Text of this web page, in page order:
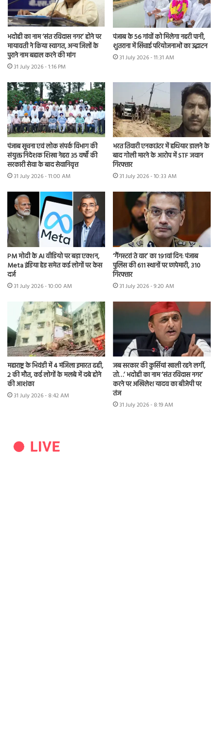
भदोही का नाम ‘संत रविदास नगर’ होने पर
मायावती ने किया स्वागत, अन्य जिलों के
पुराने नाम बहाल करने की मांग
31 July 2026 - 1:16 PM
पंजाब के 56 गांवों को मिलेगा नहरी पानी,
शुतराना में सिंचाई परियोजनाओं का उद्घाटन
31 July 2026 - 11:31 AM
पंजाब सूचना एवं लोक संपर्क विभाग की
संयुक्त निदेशक शिखा नेहरा 35 वर्षों की
सरकारी सेवा के बाद सेवानिवृत्त
31 July 2026 - 11:00 AM
भरत तिवारी एनकाउंटर में हथियार डालने के
बाद गोली मारने के आरोप में STF जवान
गिरफ्तार
31 July 2026 - 10:33 AM
PM मोदी के AI वीडियो पर बड़ा एक्शन,
Meta इंडिया हेड समेत कई लोगों पर केस
दर्ज
31 July 2026 - 10:00 AM
‘गैंगस्टरां ते वार’ का 191वां दिन: पंजाब
पुलिस की 611 स्थानों पर छापेमारी, 310
गिरफ्तार
31 July 2026 - 9:20 AM
महाराष्ट्र के भिवंडी में 4 मंजिला इमारत ढही,
2 की मौत, कई लोगों के मलबे में दबे होने
की आशंका
31 July 2026 - 8:42 AM
जब सरकार की कुर्सियां खाली रहने लगीं,
तो…’ भदोही का नाम ‘संत रविदास नगर’
करने पर अखिलेश यादव का बीजेपी पर
तंज
31 July 2026 - 8:19 AM